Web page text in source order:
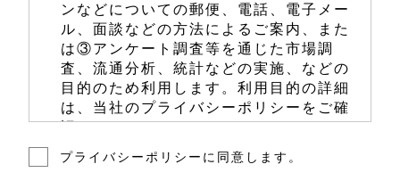
ンなどについての郵便、電話、電子メー
ル、面談などの方法によるご案内、また
は③アンケート調査等を通じた市場調
査、流通分析、統計などの実施、などの
目的のため利用します。利用目的の詳細
は、当社のプライバシーポリシーをご確
認ください。
当社は、前項に定める利用目的のため
プライバシーポリシーに同意します。